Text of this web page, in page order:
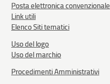
Posta elettronica convenzionale
Link utili
Elenco Siti tematici
Uso del logo
Uso del marchio
Procedimenti Amministrativi